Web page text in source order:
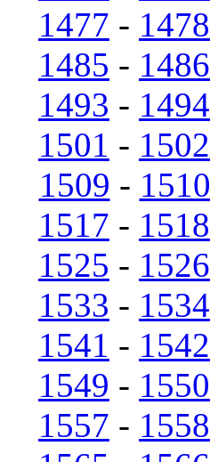
1477 - 1478
1485 - 1486
1493 - 1494
1501 - 1502
1509 - 1510
1517 - 1518
1525 - 1526
1533 - 1534
1541 - 1542
1549 - 1550
1557 - 1558